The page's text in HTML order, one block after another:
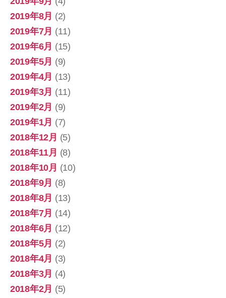
2019年8月 (2)
2019年7月 (11)
2019年6月 (15)
2019年5月 (9)
2019年4月 (13)
2019年3月 (11)
2019年2月 (9)
2019年1月 (7)
2018年12月 (5)
2018年11月 (8)
2018年10月 (10)
2018年9月 (8)
2018年8月 (13)
2018年7月 (14)
2018年6月 (12)
2018年5月 (2)
2018年4月 (3)
2018年3月 (4)
2018年2月 (5)